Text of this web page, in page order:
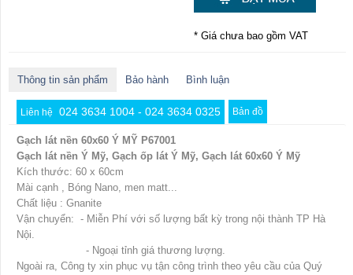
* Giá chưa bao gồm VAT
Thông tin sản phẩm Bảo hành Bình luận
Liên hệ 024 3634 1004 - 024 3634 0325 Bản đồ
Gạch lát nền 60x60 Ý MỸ P67001
Gạch lát nền Ý Mỹ, Gạch ốp lát Ý Mỹ, Gạch lát 60x60 Ý Mỹ
Kích thước: 60 x 60cm
Mài cạnh , Bóng Nano, men matt...
Chất liệu : Gnanite
Vận chuyển: - Miễn Phí với số lượng bất kỳ trong nội thành TP Hà
Nội.
- Ngoại tỉnh giá thương lượng.
Ngoài ra, Công ty xin phục vụ tận công trình theo yêu cầu của Quý